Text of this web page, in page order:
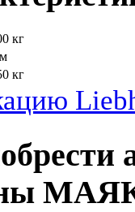
кг
кг